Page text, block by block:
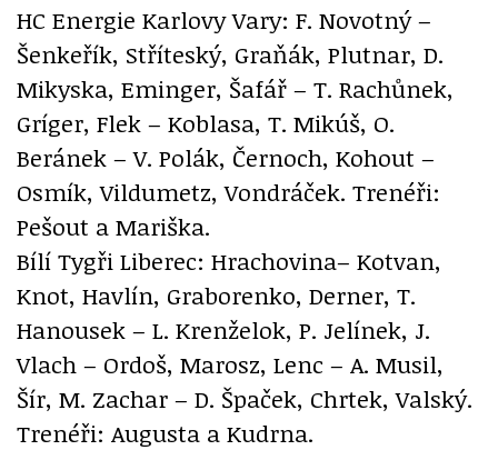
HC Energie Karlovy Vary: F. Novotný –
Šenkeřík, Stříteský, Graňák, Plutnar, D.
Mikyska, Eminger, Šafář – T. Rachůnek,
Gríger, Flek – Koblasa, T. Mikúš, O.
Beránek – V. Polák, Černoch, Kohout –
Osmík, Vildumetz, Vondráček. Trenéři:
Pešout a Mariška.
Bílí Tygři Liberec: Hrachovina– Kotvan,
Knot, Havlín, Graborenko, Derner, T.
Hanousek – L. Krenželok, P. Jelínek, J.
Vlach – Ordoš, Marosz, Lenc – A. Musil,
Šír, M. Zachar – D. Špaček, Chrtek, Valský.
Trenéři: Augusta a Kudrna.